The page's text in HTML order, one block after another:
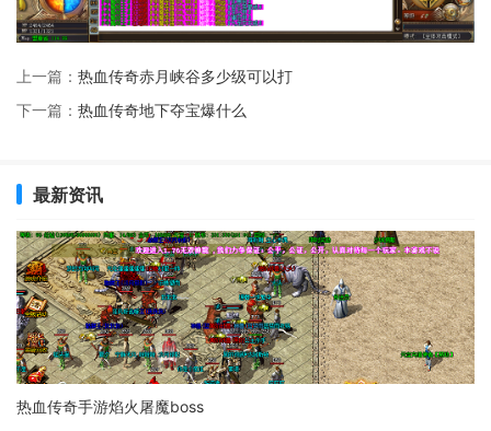
上一篇： 热血传奇赤月峡谷多少级可以打
下一篇： 热血传奇地下夺宝爆什么
最新资讯
热血传奇手游焰火屠魔boss